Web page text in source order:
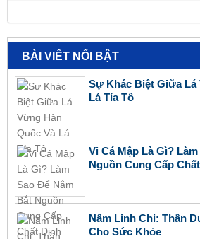
BÀI VIẾT NỔI BẬT
Sự Khác Biệt Giữa Lá
Lá Tía Tô
Vi Cá Mập Là Gì?
Nguồn Cung Cấp
Nấm Linh Chi: Thần
Cho Sức Khỏe